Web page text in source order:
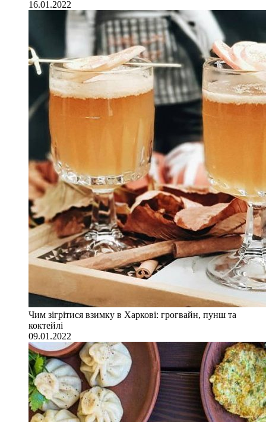
16.01.2022
Чим зігрітися взимку в Харкові: грогвайн, пунш та
коктейлі
09.01.2022